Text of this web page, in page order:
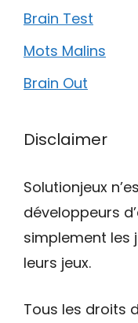
Brain Test
Mots Malins
Brain Out
Disclaimer
Solutionjeux
développeurs
simplement les
leurs jeux.
Tous les droits